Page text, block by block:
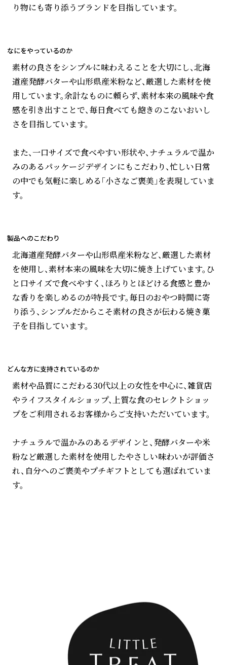
り物にも寄り添うブランドを目指しています。
なにをやっているのか
素材の良さをシンプルに味わえることを大切にし、北海
道産発酵バターや山形県産米粉など、厳選した素材を使
用しています。余計なものに頼らず、素材本来の風味や食
感を引き出すことで、毎日食べても飽きのこないおいし
さを目指しています。
また、一口サイズで食べやすい形状や、ナチュラルで温か
みのあるパッケージデザインにもこだわり、忙しい日常
の中でも気軽に楽しめる「小さなご褒美」を表現していま
す。
製品へのこだわり
北海道産発酵バターや山形県産米粉など、厳選した素材
を使用し、素材本来の風味を大切に焼き上げています。ひ
と口サイズで食べやすく、ほろりとほどける食感と豊か
な香りを楽しめるのが特長です。毎日のおやつ時間に寄
り添う、シンプルだからこそ素材の良さが伝わる焼き菓
子を目指しています。
どんな方に支持されているのか
素材や品質にこだわる30代以上の女性を中心に、雑貨店
やライフスタイルショップ、上質な食のセレクトショッ
プをご利用されるお客様からご支持いただいています。
ナチュラルで温かみのあるデザインと、発酵バターや米
粉など厳選した素材を使用したやさしい味わいが評価さ
れ、自分へのご褒美やプチギフトとしても選ばれていま
す。